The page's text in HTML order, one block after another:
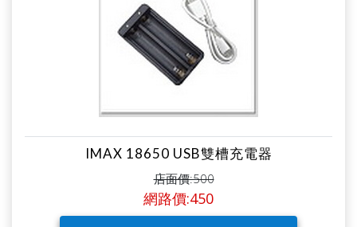
IMAX 18650 USB雙槽充電器
店面價:500
網路價:450